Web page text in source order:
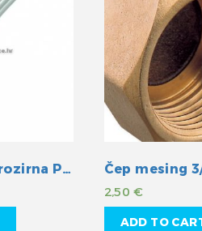
Cijev 12 mm prozirna PVC Čep mesing
2,50 €
ADD TO